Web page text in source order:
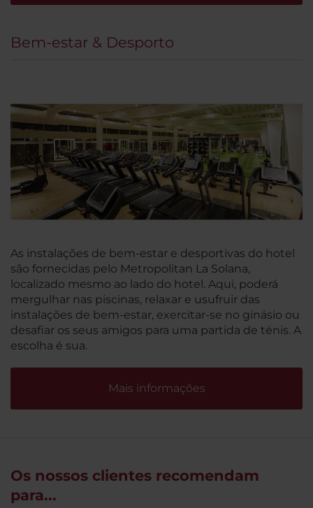
Bem-estar & Desporto
As instalações de bem-estar e desportivas do hotel
são fornecidas pelo Metropolitan La Solana,
localizado mesmo ao lado do hotel. Aqui, poderá
mergulhar nas piscinas, relaxar e usufruir das
instalações de bem-estar, exercitar-se no ginásio ou
desafiar os seus amigos para uma partida de ténis. A
escolha é sua.
Mais informações
Os nossos clientes recomendam
para...